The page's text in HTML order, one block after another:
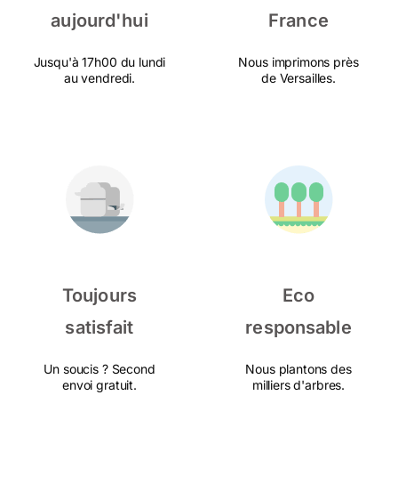
aujourd'hui
Jusqu'à 17h00 du lundi
au vendredi.
France
Nous imprimons près
de Versailles.
Toujours
satisfait
Un soucis ? Second
envoi gratuit.
Eco
responsable
Nous plantons des
milliers d'arbres.